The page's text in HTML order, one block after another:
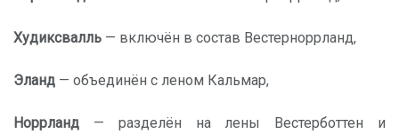
Худиксвалль — включён в состав Вестерноррланд,
Эланд — объединён с леном Кальмар,
Норрланд — разделён на лены Вестерботтен и